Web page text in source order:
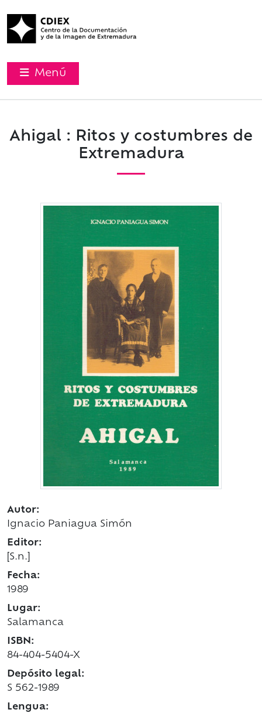
Menú
Ahigal : Ritos y costumbres de
Extremadura
Autor:
Ignacio Paniagua Simón
Editor:
[S.n.]
Fecha:
1989
Lugar:
Salamanca
ISBN:
84-404-5404-X
Depósito legal:
S 562-1989
Lengua: